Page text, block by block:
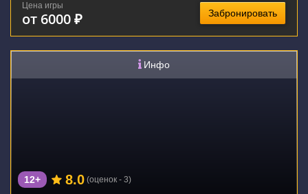
Цена игры
от 6000 ₽ Забронировать
Инфо
12+ 8.0 (оценок - 3)